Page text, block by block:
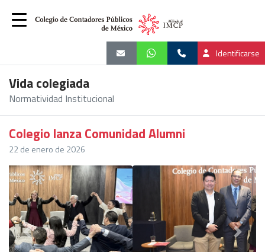
Identificarse
Vida colegiada
Normatividad Institucional
Colegio lanza Comunidad Alumni
22 de enero de 2026
Previous Next